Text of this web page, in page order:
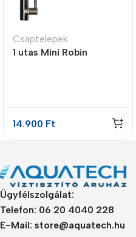
Csaptelepek
1 utas Mini Robin
14.900 Ft
Ügyfélszolgálat:
Telefon: 06 20 4040 228
E-Mail: store@aquatech.hu